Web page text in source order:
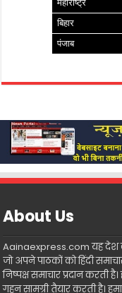
महाराष्ट्र
बिहार
पंजाब
About Us
Aainaexpress.com यह देश
जो अपने पाठकों को हिंदी
निष्पक्ष समाचार प्रदान करती
गहन सामग्री तैयार करती है।